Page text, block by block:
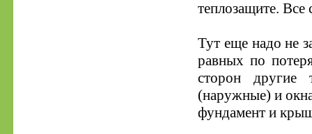
теплозащите. Все
Тут еще надо не
равных по
сторон другие
(наружные) и
фундамент и